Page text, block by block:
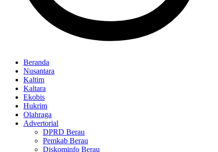
Beranda
Nusantara
Kaltim
Kaltara
Ekobis
Hukrim
Olahraga
Advertorial
DPRD Berau
Pemkab Berau
Diskominfo Berau